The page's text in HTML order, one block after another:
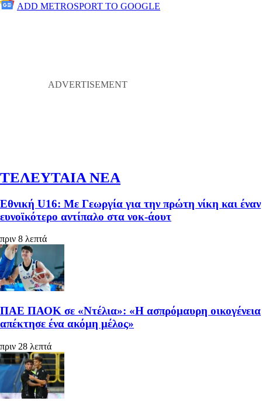
ADD METROSPORT TO GOOGLE
ΤΕΛΕΥΤΑΙΑ ΝΕΑ
Εθνική U16: Με Γεωργία για την πρώτη νίκη και έναν
ευνοϊκότερο αντίπαλο στα νοκ-άουτ
πριν 8 λεπτά
ΠΑΕ ΠΑΟΚ σε «Ντέλια»: «Η ασπρόμαυρη οικογένεια
απέκτησε ένα ακόμη μέλος»
πριν 28 λεπτά